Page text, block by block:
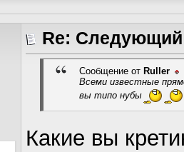
Re: Следующий
Сообщение от Ruller
Всеми известные
вы типо нубы
Какие вы